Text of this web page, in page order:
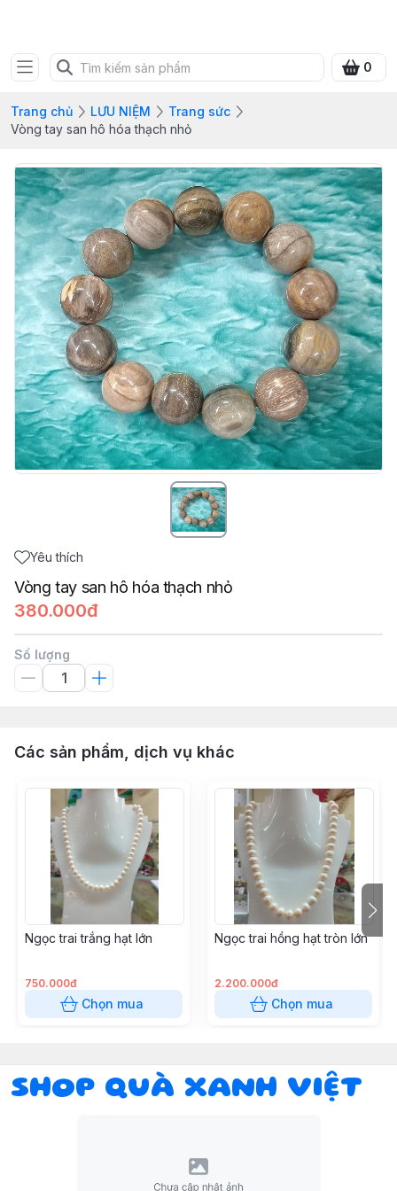
0
Trang chủ LƯU NIỆM
Trang sức
Vòng tay san hô hóa thạch nhỏ
Yêu thích
Vòng tay san hô hóa thạch nhỏ
380.000đ
Số lượng
Các sản phẩm, dịch vụ khác
Ngọc trai trắng hạt lớn
750.000đ
Chọn mua
Ngọc trai hồng hạt tròn lớn
2.200.000đ
Chọn mua
SHOP QUÀ XANH VIỆT